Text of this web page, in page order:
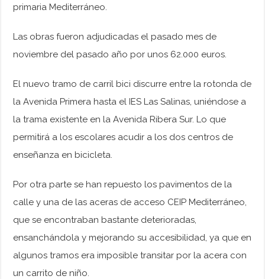
primaria Mediterráneo.
Las obras fueron adjudicadas el pasado mes de
noviembre del pasado año por unos 62.000 euros.
El nuevo tramo de carril bici discurre entre la rotonda de
la Avenida Primera hasta el IES Las Salinas, uniéndose a
la trama existente en la Avenida Ribera Sur. Lo que
permitirá a los escolares acudir a los dos centros de
enseñanza en bicicleta.
Por otra parte se han repuesto los pavimentos de la
calle y una de las aceras de acceso CEIP Mediterráneo,
que se encontraban bastante deterioradas,
ensanchándola y mejorando su accesibilidad, ya que en
algunos tramos era imposible transitar por la acera con
un carrito de niño.